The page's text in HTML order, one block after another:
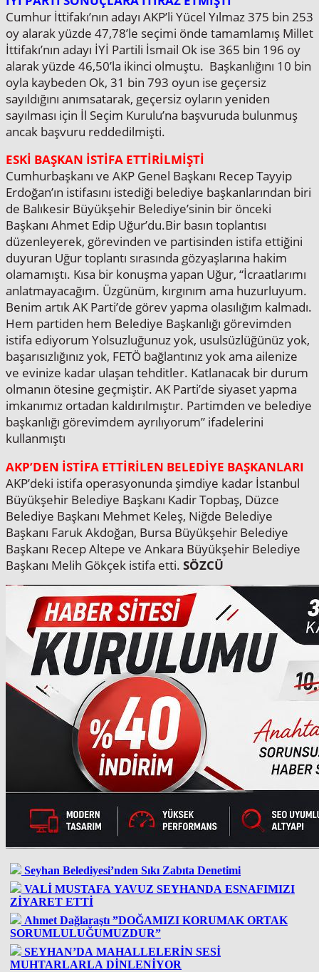
Cumhur İttifakı’nın adayı AKP’li Yücel Yılmaz 375 bin 253
oy alarak yüzde 47,78’le seçimi önde tamamlamış Millet
İttifakı’nın adayı İYİ Partili İsmail Ok ise 365 bin 196 oy
alarak yüzde 46,50’la ikinci olmuştu. Başkanlığını 10 bin
oyla kaybeden Ok, 31 bin 793 oyun ise geçersiz
sayıldığını anımsatarak, geçersiz oyların yeniden
sayılması için İl Seçim Kurulu’na başvuruda bulunmuş
ancak başvuru reddedilmişti.
ESKİ BAŞKAN İSTİFA ETTİRİLMİŞTİ
Cumhurbaşkanı ve AKP Genel Başkanı Recep Tayyip
Erdoğan’ın istifasını istediği belediye başkanlarından biri
de Balıkesir Büyükşehir Belediye’sinin bir önceki
Başkanı Ahmet Edip Uğur’du.Bir basın toplantısı
düzenleyerek, görevinden ve partisinden istifa ettiğini
duyuran Uğur toplantı sırasında gözyaşlarına hakim
olamamıştı. Kısa bir konuşma yapan Uğur, “İcraatlarımı
anlatmayacağım. Üzgünüm, kırgınım ama huzurluyum.
Benim artık AK Parti’de görev yapma olasılığım kalmadı.
Hem partiden hem Belediye Başkanlığı görevimden
istifa ediyorum Yolsuzluğunuz yok, usulsüzlüğünüz yok,
başarısızlığınız yok, FETÖ bağlantınız yok ama ailenize
ve evinize kadar ulaşan tehditler. Katlanacak bir durum
olmanın ötesine geçmiştir. AK Parti’de siyaset yapma
imkanımız ortadan kaldırılmıştır. Partimden ve belediye
başkanlığı görevimdem ayrılıyorum” ifadelerini
kullanmıştı
AKP’DEN İSTİFA ETTİRİLEN BELEDİYE BAŞKANLARI
AKP’deki istifa operasyonunda şimdiye kadar İstanbul
Büyükşehir Belediye Başkanı Kadir Topbaş, Düzce
Belediye Başkanı Mehmet Keleş, Niğde Belediye
Başkanı Faruk Akdoğan, Bursa Büyükşehir Belediye
Başkanı Recep Altepe ve Ankara Büyükşehir Belediye
Başkanı Melih Gökçek istifa etti. SÖZCÜ
Seyhan Belediyesi’nden Sıkı Zabıta Denetimi
VALİ MUSTAFA YAVUZ SEYHANDA ESNAFIMIZI
ZİYARET ETTİ
Ahmet Dağlaraştı ”DOĞAMIZI KORUMAK ORTAK
SORUMLULUĞUMUZDUR”
SEYHAN’DA MAHALLELERİN SESİ
MUHTARLARLA DİNLENİYOR